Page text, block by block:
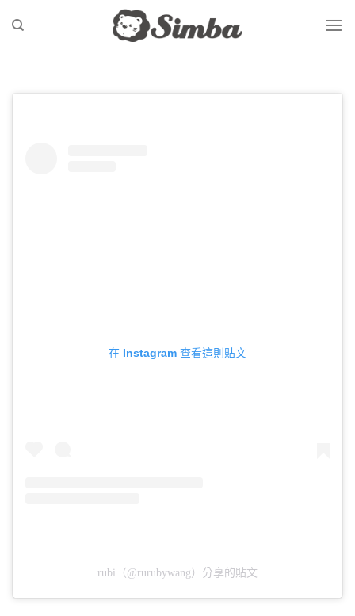
在 Instagram 查看這則貼文
rubi（@rurubywang）分享的貼文